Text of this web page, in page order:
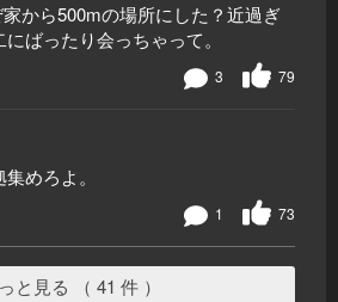
から500mの場所にした？近過ぎ
ばったり会っちゃって。
79
3
めろよ。
73
1
と見る （ 41 件 ）